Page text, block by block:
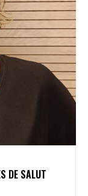
DE SALUT